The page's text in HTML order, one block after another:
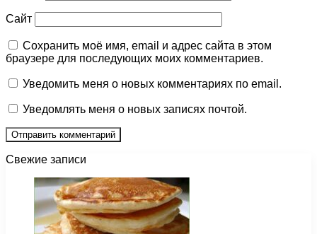
Сайт
Сохранить моё имя, email и адрес сайта в этом
браузере для последующих моих комментариев.
Уведомить меня о новых комментариях по email.
Уведомлять меня о новых записях почтой.
Свежие записи